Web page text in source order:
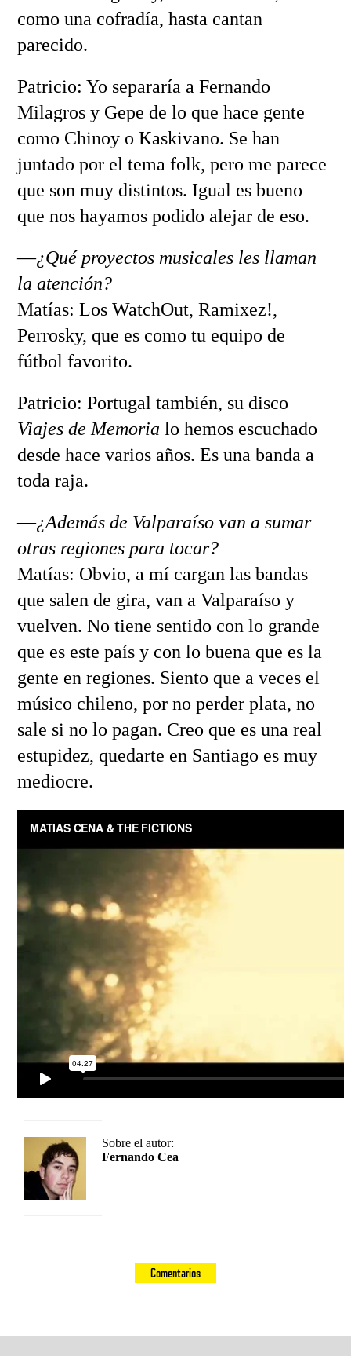
como una cofradía, hasta cantan
parecido.
Patricio: Yo separaría a Fernando
Milagros y Gepe de lo que hace gente
como Chinoy o Kaskivano. Se han
juntado por el tema folk, pero me parece
que son muy distintos. Igual es bueno
que nos hayamos podido alejar de eso.
—¿Qué proyectos musicales les llaman
la atención?
Matías: Los WatchOut, Ramixez!,
Perrosky, que es como tu equipo de
fútbol favorito.
Patricio: Portugal también, su disco
Viajes de Memoria lo hemos escuchado
desde hace varios años. Es una banda a
toda raja.
—¿Además de Valparaíso van a sumar
otras regiones para tocar?
Matías: Obvio, a mí cargan las bandas
que salen de gira, van a Valparaíso y
vuelven. No tiene sentido con lo grande
que es este país y con lo buena que es la
gente en regiones. Siento que a veces el
músico chileno, por no perder plata, no
sale si no lo pagan. Creo que es una real
estupidez, quedarte en Santiago es muy
mediocre.
Sobre el autor:
Fernando Cea
Comentarios